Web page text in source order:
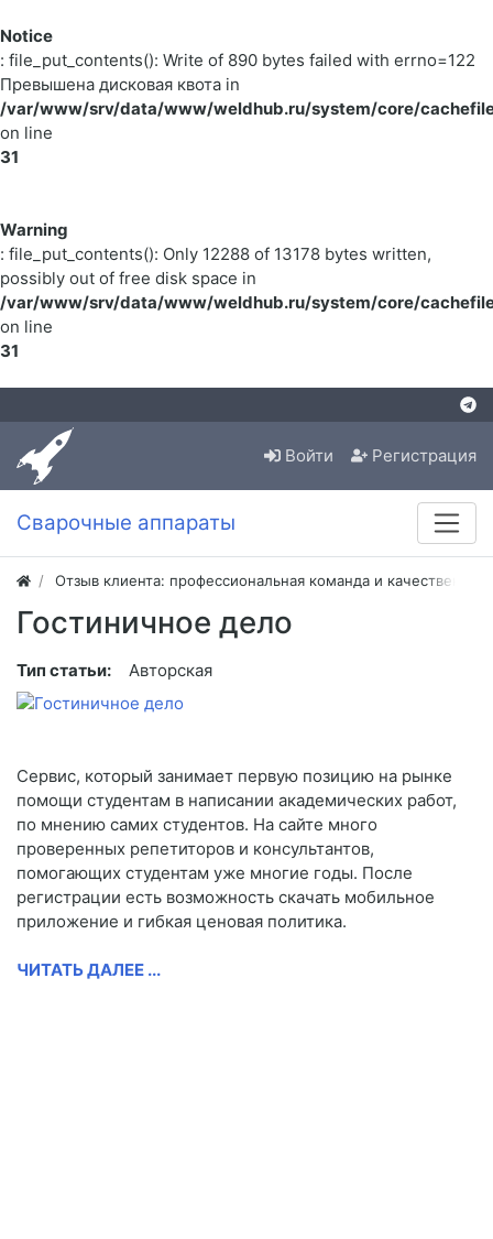
Notice
: file_put_contents(): Write of 890 bytes failed with errno=122
Превышена дисковая квота in
/var/www/srv/data/www/weldhub.ru/system/core/
on line
31
Warning
: file_put_contents(): Only 12288 of 13178 bytes written,
possibly out of free disk space in
/var/www/srv/data/www/weldhub.ru/system/core/
on line
31
Войти Регистрация
Сварочные аппараты
Отзыв клиента: профессиональная команда и
Гостиничное дело
Тип статьи: Авторская
Сервис, который занимает первую позицию на рынке
помощи студентам в написании академических работ,
по мнению самих студентов. На сайте много
проверенных репетиторов и консультантов,
помогающих студентам уже многие годы. После
регистрации есть возможность скачать мобильное
приложение и гибкая ценовая политика.
ЧИТАТЬ ДАЛЕЕ ...